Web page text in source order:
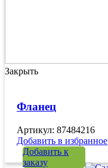
Закрыть
Фланец
Артикул: 87484216
Добавить в избранное
Добавить к
заказу